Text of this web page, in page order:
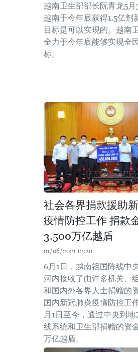
越南卫生部部长阮青龙5月
越南于今年底获得1.5亿剂
目标是可以实现的。越南
全力于今年底能够实现全
标。
社会各界捐款援助
疫情防控工作 捐款
3.500万亿越盾
01/06/2021 12:20
6月1日，越南祖国阵线中
河内接收了由许多机关、
和国内外各界人士捐赠的
国内新冠肺炎疫情防控工
月1日至今，通过中央到
线系统和卫生部捐赠的资
万亿越盾。